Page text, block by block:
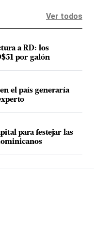
Ver todos
a RD: los
por galón
el país generaría
para festejar las